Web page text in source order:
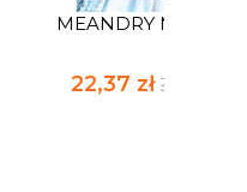
MEANDRY MIŁOŚCI
22,37 zł32,90 zł